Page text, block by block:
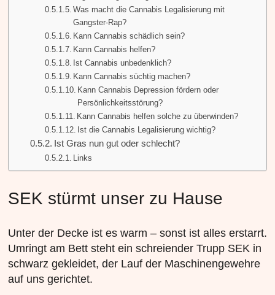
Was macht die Cannabis Legalisierung mit
Gangster-Rap?
Kann Cannabis schädlich sein?
Kann Cannabis helfen?
Ist Cannabis unbedenklich?
Kann Cannabis süchtig machen?
Kann Cannabis Depression fördern oder
Persönlichkeitsstörung?
Kann Cannabis helfen solche zu überwinden?
Ist die Cannabis Legalisierung wichtig?
Ist Gras nun gut oder schlecht?
Links
SEK stürmt unser zu Hause
Unter der Decke ist es warm – sonst ist alles erstarrt.
Umringt am Bett steht ein schreiender Trupp SEK in
schwarz gekleidet, der Lauf der Maschinengewehre
auf uns gerichtet.